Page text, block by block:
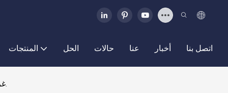
المنتجات الحل حالات عنا أخبار اتصل بنا
كأس العالم قطر 2022 - فندق حاويات المشجعين لكرة القدم، قدمت شركة CCP 3500 غرفة لهذا المشروع.